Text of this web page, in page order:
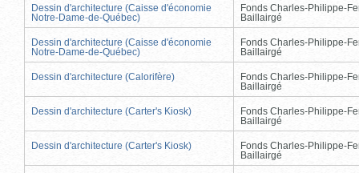
Dessin d'architecture (Caisse d'économie
Notre-Dame-de-Québec)
Fonds Charles-Philippe-
Baillairgé
Dessin d'architecture (Caisse d'économie
Notre-Dame-de-Québec)
Fonds Charles-Philippe-
Baillairgé
Dessin d'architecture (Calorifère)
Fonds Charles-Philippe-
Baillairgé
Dessin d'architecture (Carter's Kiosk)
Fonds Charles-Philippe-
Baillairgé
Dessin d'architecture (Carter's Kiosk)
Fonds Charles-Philippe-
Baillairgé